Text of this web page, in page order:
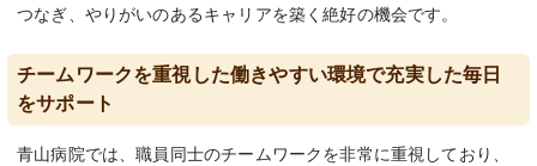
つなぎ、やりがいのあるキャリアを築く絶好の機会です。
チームワークを重視した働きやすい環境で充実した毎日
をサポート
青山病院では、職員同士のチームワークを非常に重視しており、